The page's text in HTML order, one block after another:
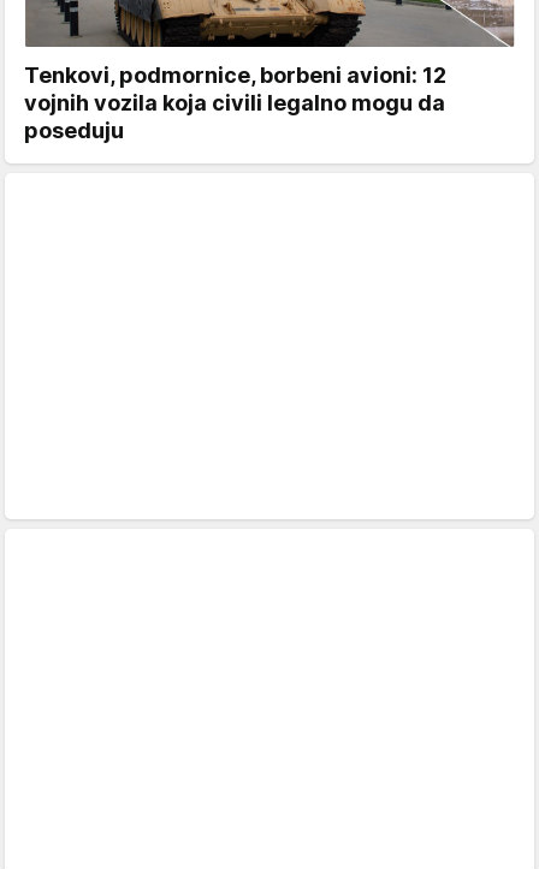
Tenkovi, podmornice, borbeni avioni: 12
vojnih vozila koja civili legalno mogu da
poseduju